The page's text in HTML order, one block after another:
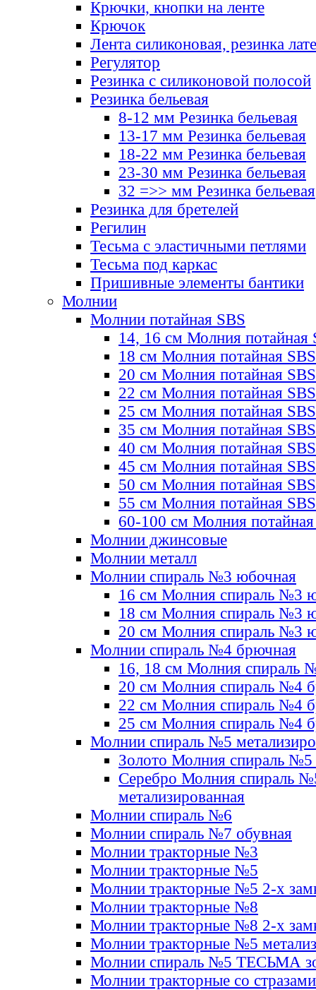
Крючки, кнопки на ленте
Крючок
Лента силиконовая, резинка
Регулятор
Резинка с силиконовой полосой
Резинка бельевая
8-12 мм Резинка бельевая
13-17 мм Резинка бельевая
18-22 мм Резинка бельевая
23-30 мм Резинка бельевая
32 =>> мм Резинка бельевая
Резинка для бретелей
Регилин
Тесьма с эластичными петлями
Тесьма под каркас
Пришивные элементы бантики
Молнии
Молнии потайная SBS
14, 16 см Молния потайная
18 см Молния потайная SBS
20 см Молния потайная SBS
22 см Молния потайная SBS
25 см Молния потайная SBS
35 см Молния потайная SBS
40 см Молния потайная SBS
45 см Молния потайная SBS
50 см Молния потайная SBS
55 см Молния потайная SBS
60-100 см Молния
Молнии джинсовые
Молнии металл
Молнии спираль №3 юбочная
16 см Молния спираль №3
18 см Молния спираль №3
20 см Молния спираль №3
Молнии спираль №4 брючная
16, 18 см Молния спираль
20 см Молния спираль №4
22 см Молния спираль №4
25 см Молния спираль №4
Молнии спираль №5
Золото Молния спираль №5
Серебро Молния спираль
метализированная
Молнии спираль №6
Молнии спираль №7 обувная
Молнии тракторные №3
Молнии тракторные №5
Молнии тракторные №5 2-х
Молнии тракторные №8
Молнии тракторные №8 2-х
Молнии тракторные №5
Молнии спираль №5 ТЕСЬМА
Молнии тракторные со стразами